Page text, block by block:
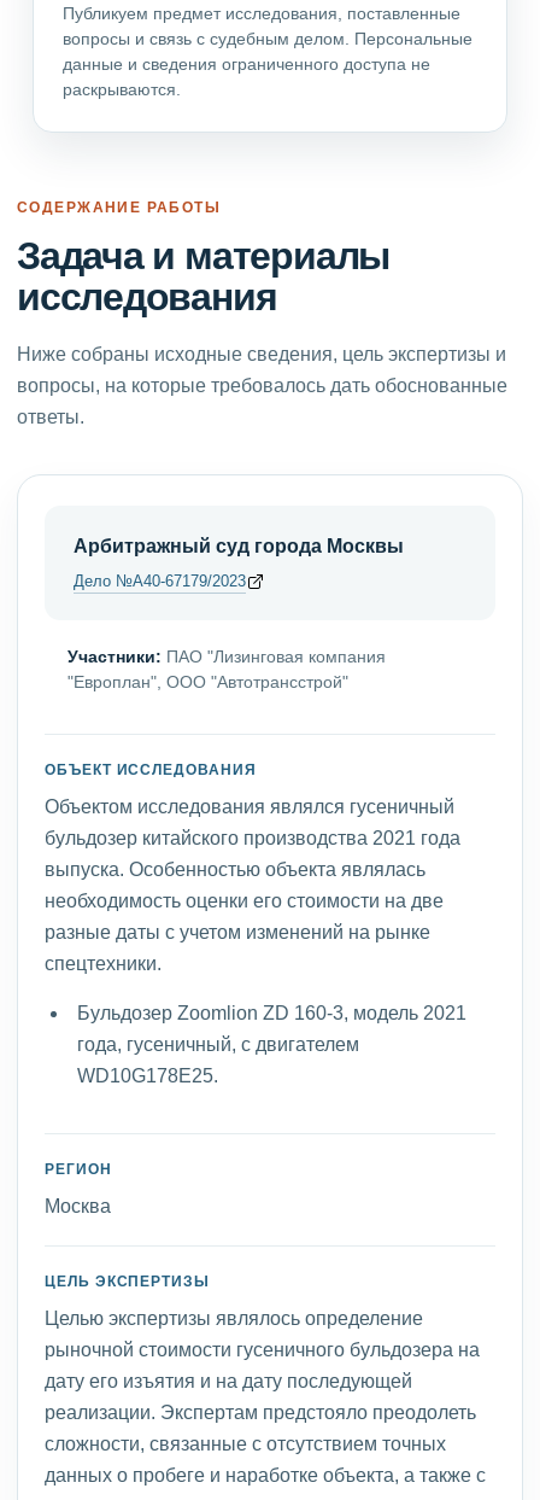
Публикуем предмет исследования, поставленные
вопросы и связь с судебным делом. Персональные
данные и сведения ограниченного доступа не
раскрываются.
СОДЕРЖАНИЕ РАБОТЫ
Задача и материалы
исследования
Ниже собраны исходные сведения, цель экспертизы и
вопросы, на которые требовалось дать обоснованные
ответы.
Арбитражный суд города Москвы
Дело №А40-67179/2023
Участники: ПАО "Лизинговая компания
"Европлан", ООО "Автотрансстрой"
ОБЪЕКТ ИССЛЕДОВАНИЯ
Объектом исследования являлся гусеничный
бульдозер китайского производства 2021 года
выпуска. Особенностью объекта являлась
необходимость оценки его стоимости на две
разные даты с учетом изменений на рынке
спецтехники.
Бульдозер Zoomlion ZD 160-3, модель 2021
года, гусеничный, с двигателем
WD10G178E25.
РЕГИОН
Москва
ЦЕЛЬ ЭКСПЕРТИЗЫ
Целью экспертизы являлось определение
рыночной стоимости гусеничного бульдозера на
дату его изъятия и на дату последующей
реализации. Экспертам предстояло преодолеть
сложности, связанные с отсутствием точных
данных о пробеге и наработке объекта, а также с